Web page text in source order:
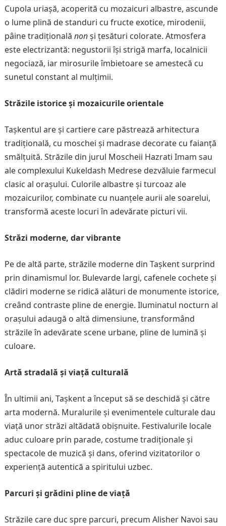
Cupola uriașă, acoperită cu mozaicuri albastre, ascunde
o lume plină de standuri cu fructe exotice, mirodenii,
pâine tradițională nonși țesături colorate. Atmosfera
este electrizantă: negustorii își strigă marfa, localnicii
negociază, iar mirosurile îmbietoare se amestecă cu
sunetul constant al mulțimii.
Străzile istorice și mozaicurile orientale
Tașkentul are și cartiere care păstrează arhitectura
tradițională, cu moschei și madrase decorate cu faianță
smălțuită. Străzile din jurul Moscheii Hazrati Imam sau
ale complexului Kukeldash Medrese dezvăluie farmecul
clasic al orașului. Culorile albastre și turcoaz ale
mozaicurilor, combinate cu nuanțele aurii ale soarelui,
transformă aceste locuri în adevărate picturi vii.
Străzi moderne, dar vibrante
Pe de altă parte, străzile moderne din Tașkent surprind
prin dinamismul lor. Bulevarde largi, cafenele cochete și
clădiri moderne se ridică alături de monumente istorice,
creând contraste pline de energie. Iluminatul nocturn al
orașului adaugă o altă dimensiune, transformând
străzile în adevărate scene urbane, pline de lumină și
culoare.
Artă stradală și viață culturală
În ultimii ani, Tașkent a început să se deschidă și către
arta modernă. Muralurile și evenimentele culturale dau
viață unor străzi altădată obișnuite. Festivalurile locale
aduc culoare prin parade, costume tradiționale și
spectacole de muzică și dans, oferind vizitatorilor o
experiență autentică a spiritului uzbec.
Parcuri și grădini pline de viață
Străzile care duc spre parcuri, precum Alisher Navoi sau